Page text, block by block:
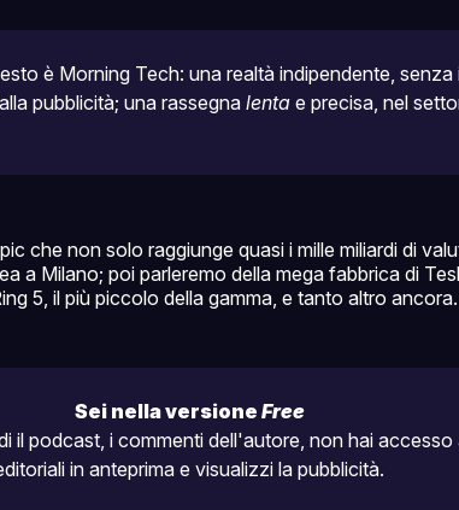
è Morning Tech: una realtà indipendente, senza
pubblicità; una rassegna lenta
che non solo raggiunge quasi i mille miliardi di
a Milano; poi parleremo della mega fabbrica di
5, il più piccolo della gamma, e tanto altro
Sei nella versione Free
il podcast, i commenti dell'autore, non hai accesso
in anteprima e visualizzi la pubblicità.